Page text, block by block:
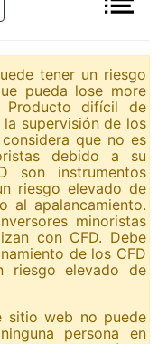
tener un riesgo
pueda lose more
Producto difícil de
supervisión de los
que no es
debido a su
son instrumentos
riesgo elevado de
al apalancamiento.
minoristas
con CFD. Debe
de los CFD
riesgo elevado de
sitio web no puede
persona en